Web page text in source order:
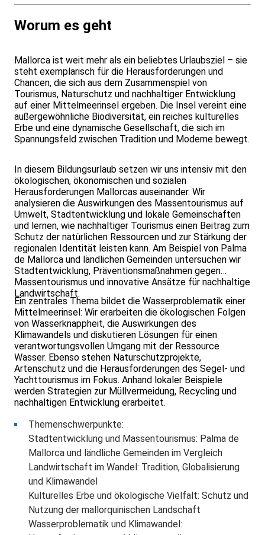
Worum es geht
Mallorca ist weit mehr als ein beliebtes Urlaubsziel – sie
steht exemplarisch für die Herausforderungen und
Chancen, die sich aus dem Zusammenspiel von
Tourismus, Naturschutz und nachhaltiger Entwicklung
auf einer Mittelmeerinsel ergeben. Die Insel vereint eine
außergewöhnliche Biodiversität, ein reiches kulturelles
Erbe und eine dynamische Gesellschaft, die sich im
Spannungsfeld zwischen Tradition und Moderne bewegt.
In diesem Bildungsurlaub setzen wir uns intensiv mit den
ökologischen, ökonomischen und sozialen
Herausforderungen Mallorcas auseinander. Wir
analysieren die Auswirkungen des Massentourismus auf
Umwelt, Stadtentwicklung und lokale Gemeinschaften
und lernen, wie nachhaltiger Tourismus einen Beitrag zum
Schutz der natürlichen Ressourcen und zur Stärkung der
regionalen Identität leisten kann. Am Beispiel von Palma
de Mallorca und ländlichen Gemeinden untersuchen wir
Stadtentwicklung, Präventionsmaßnahmen gegen
Massentourismus und innovative Ansätze für nachhaltige
Landwirtschaft.
Ein zentrales Thema bildet die Wasserproblematik einer
Mittelmeerinsel: Wir erarbeiten die ökologischen Folgen
von Wasserknappheit, die Auswirkungen des
Klimawandels und diskutieren Lösungen für einen
verantwortungsvollen Umgang mit der Ressource
Wasser. Ebenso stehen Naturschutzprojekte,
Artenschutz und die Herausforderungen des Segel- und
Yachttourismus im Fokus. Anhand lokaler Beispiele
werden Strategien zur Müllvermeidung, Recycling und
nachhaltigen Entwicklung erarbeitet.
Themenschwerpunkte:
Stadtentwicklung und Massentourismus: Palma de
Mallorca und ländliche Gemeinden im Vergleich
Landwirtschaft im Wandel: Tradition, Globalisierung
und Klimawandel
Kulturelles Erbe und ökologische Vielfalt: Schutz und
Nutzung der mallorquinischen Landschaft
Wasserproblematik und Klimawandel: